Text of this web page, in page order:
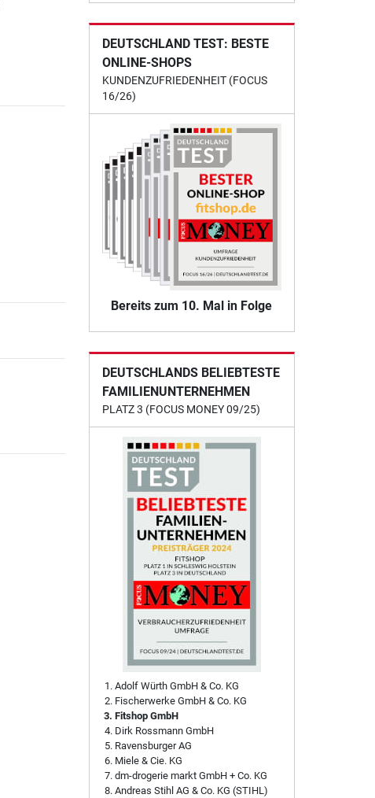
DEUTSCHLAND TEST: BESTE
ONLINE-SHOPS
KUNDENZUFRIEDENHEIT (FOCUS
16/26)
Bereits zum 10. Mal in Folge
DEUTSCHLANDS BELIEBTESTE
FAMILIENUNTERNEHMEN
PLATZ 3 (FOCUS MONEY 09/25)
Adolf Würth GmbH & Co. KG
Fischerwerke GmbH & Co. KG
Fitshop GmbH
Dirk Rossmann GmbH
Ravensburger AG
Miele & Cie. KG
dm-drogerie markt GmbH + Co. KG
Andreas Stihl AG & Co. KG (STIHL)